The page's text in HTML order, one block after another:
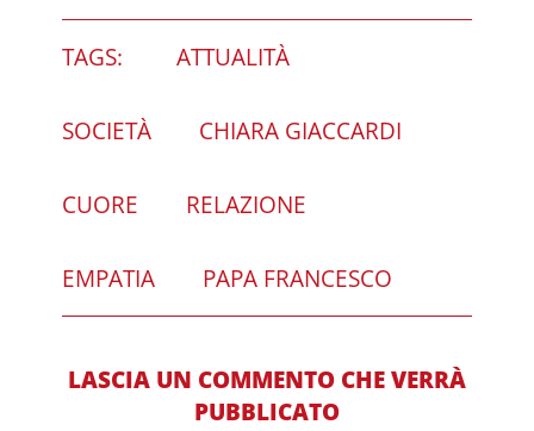
TAGS: ATTUALITÀ
SOCIETÀ CHIARA GIACCARDI
CUORE RELAZIONE
EMPATIA PAPA FRANCESCO
LASCIA UN COMMENTO CHE VERRÀ
PUBBLICATO